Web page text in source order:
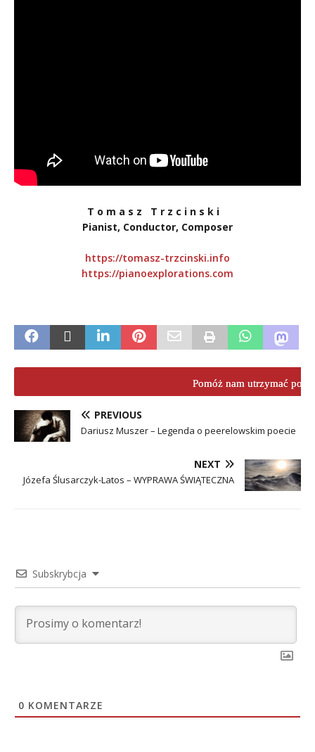
T o m a s z T r z c i n s k i
Pianist, Conductor, Composer
https://tomasz-trzcinski.info
https://pianoexplorations.com
Pomóż nam utrzymać
PREVIOUS
Dariusz Muszer – Legenda o peerelowskim poecie
NEXT
Józefa Ślusarczyk-Latos – WYPRAWA ŚWIĄTECZNA
Subskrybcja
0 KOMENTARZE